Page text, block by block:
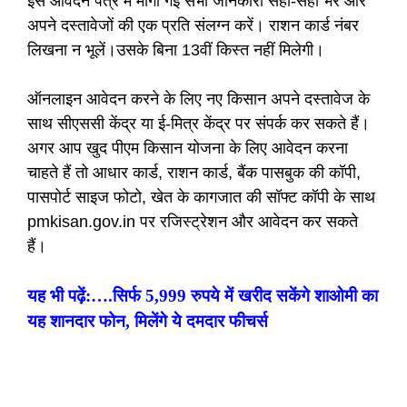
अपने दस्तावेजों की एक प्रति संलग्न करें। राशन कार्ड नंबर
लिखना न भूलें।उसके बिना 13वीं किस्त नहीं मिलेगी।
ऑनलाइन आवेदन करने के लिए नए किसान अपने दस्तावेज के
साथ सीएससी केंद्र या ई-मित्र केंद्र पर संपर्क कर सकते हैं।
अगर आप खुद पीएम किसान योजना के लिए आवेदन करना
चाहते हैं तो आधार कार्ड, राशन कार्ड, बैंक पासबुक की कॉपी,
पासपोर्ट साइज फोटो, खेत के कागजात की सॉफ्ट कॉपी के साथ
pmkisan.gov.in पर रजिस्ट्रेशन और आवेदन कर सकते
हैं।
यह भी पढ़ें:….सिर्फ 5,999 रुपये में खरीद सकेंगे शाओमी का
यह शानदार फोन, मिलेंगे ये दमदार फीचर्स